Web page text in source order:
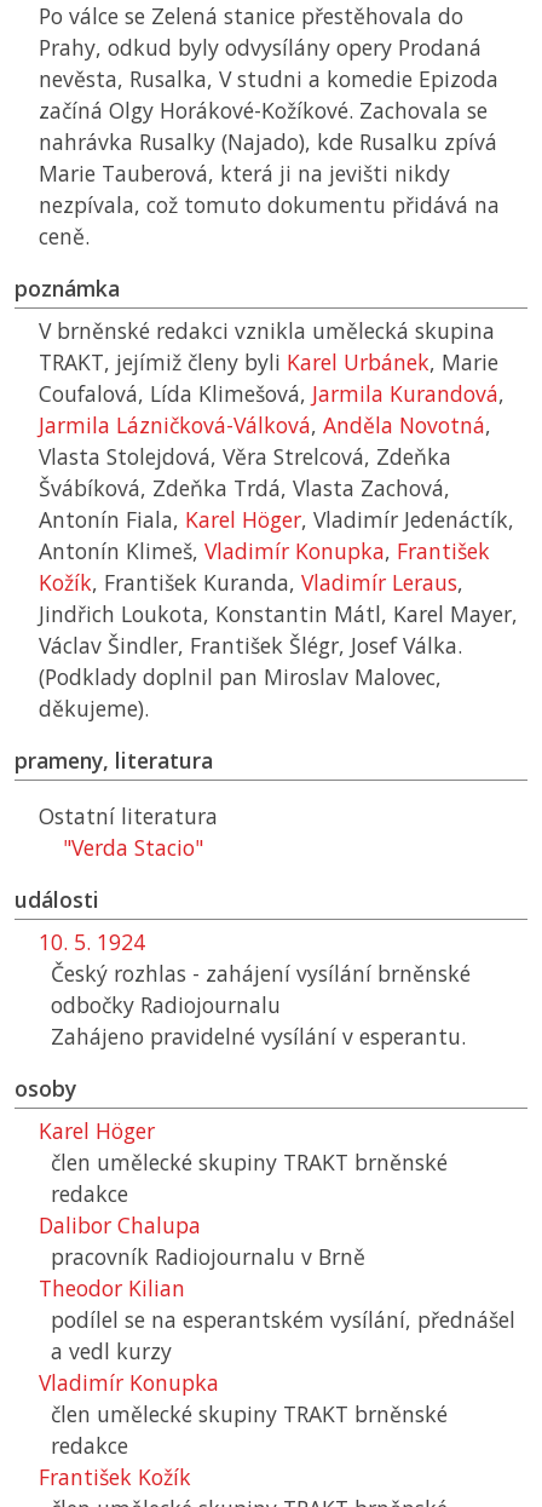
Po válce se Zelená stanice přestěhovala do
Prahy, odkud byly odvysílány opery Prodaná
nevěsta, Rusalka, V studni a komedie Epizoda
začíná Olgy Horákové-Kožíkové. Zachovala se
nahrávka Rusalky (Najado), kde Rusalku zpívá
Marie Tauberová, která ji na jevišti nikdy
nezpívala, což tomuto dokumentu přidává na
ceně.
poznámka
V brněnské redakci vznikla umělecká skupina
TRAKT, jejímiž členy byli Karel Urbánek, Marie
Coufalová, Lída Klimešová, Jarmila Kurandová,
Jarmila Lázničková-Válková, Anděla Novotná,
Vlasta Stolejdová, Věra Strelcová, Zdeňka
Švábíková, Zdeňka Trdá, Vlasta Zachová,
Antonín Fiala, Karel Höger, Vladimír Jedenáctík,
Antonín Klimeš, Vladimír Konupka, František
Kožík, František Kuranda, Vladimír Leraus,
Jindřich Loukota, Konstantin Mátl, Karel Mayer,
Václav Šindler, František Šlégr, Josef Válka.
(Podklady doplnil pan Miroslav Malovec,
děkujeme).
prameny, literatura
Ostatní literatura
"Verda Stacio"
události
10. 5. 1924
Český rozhlas - zahájení vysílání brněnské
odbočky Radiojournalu
Zahájeno pravidelné vysílání v esperantu.
osoby
Karel Höger
člen umělecké skupiny TRAKT brněnské
redakce
Dalibor Chalupa
pracovník Radiojournalu v Brně
Theodor Kilian
podílel se na esperantském vysílání, přednášel
a vedl kurzy
Vladimír Konupka
člen umělecké skupiny TRAKT brněnské
redakce
František Kožík